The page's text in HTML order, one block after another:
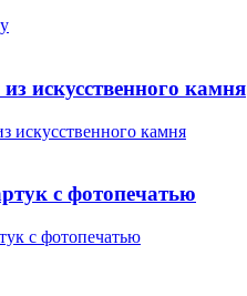
искусственного камня
с фотопечатью